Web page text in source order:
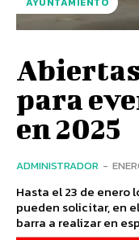
para
en 2025
ADMINISTRADOR -
Hasta el 23 de enero
pueden solicitar, en
barra a realizar en